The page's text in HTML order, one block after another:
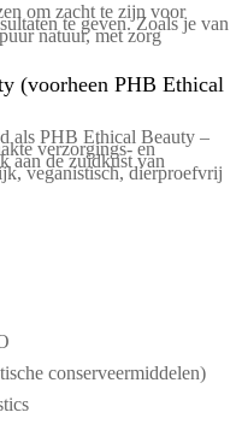
om zacht te zijn voor
te geven. Zoals je van
natuur, met zorg
(voorheen PHB Ethical
als PHB Ethical Beauty –
verzorgings- en
aan de zuidkust van
veganistisch, dierproefvrij
conserveermiddelen)